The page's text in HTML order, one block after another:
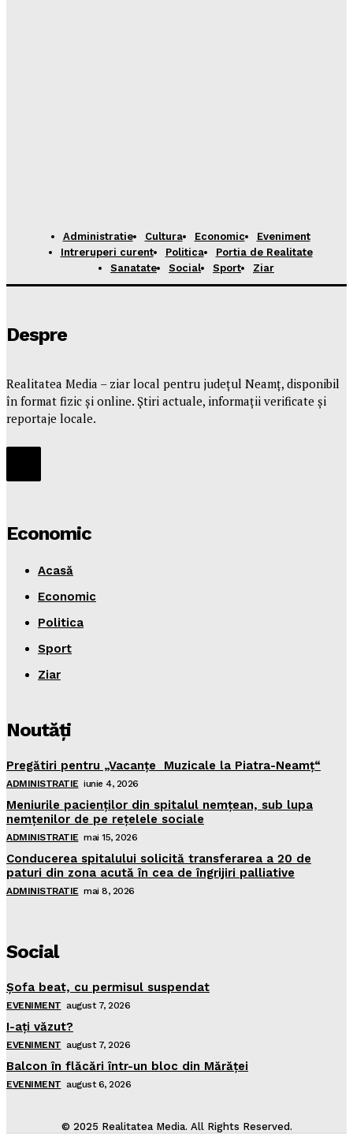
Administratie Cultura Economic
Eveniment
Intreruperi curent
Politica
Portia de Realitate
Sanatate
Social Sport Ziar
Despre
Realitatea Media – ziar local pentru județul Neamț, disponibil
în format fizic și online. Știri actuale, informații verificate și
reportaje locale.
Economic
Acasă
Economic
Politica
Sport
Ziar
Noutăţi
Pregătiri pentru „Vacanţe Muzicale la Piatra-Neamţ“
ADMINISTRATIE iunie 4, 2026
Meniurile pacienţilor din spitalul nemţean, sub lupa
nemţenilor de pe reţelele sociale
ADMINISTRATIE mai 15, 2026
Conducerea spitalului solicită transferarea a 20 de
paturi din zona acută în cea de îngrijiri palliative
ADMINISTRATIE mai 8, 2026
Social
Şofa beat, cu permisul suspendat
EVENIMENT august 7, 2026
I-aţi văzut?
EVENIMENT august 7, 2026
Balcon în flăcări într-un bloc din Mărăţei
EVENIMENT august 6, 2026
© 2025 Realitatea Media. All Rights Reserved.